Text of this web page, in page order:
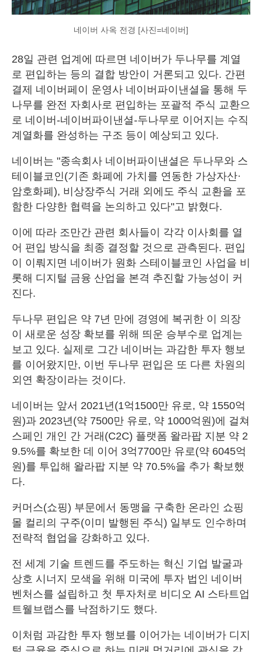
네이버 사옥 전경 [사진=네이버]
28일 관련 업계에 따르면 네이버가 두나무를 계열
로 편입하는 등의 결합 방안이 거론되고 있다. 간편
결제 네이버페이 운영사 네이버파이낸셜을 통해 두
나무를 완전 자회사로 편입하는 포괄적 주식 교환으
로 네이버-네이버파이낸셜-두나무로 이어지는 수직
계열화를 완성하는 구조 등이 예상되고 있다.
네이버는 "종속회사 네이버파이낸셜은 두나무와 스
테이블코인(기존 화폐에 가치를 연동한 가상자산·
암호화폐), 비상장주식 거래 외에도 주식 교환을 포
함한 다양한 협력을 논의하고 있다"고 밝혔다.
이에 따라 조만간 관련 회사들이 각각 이사회를 열
어 편입 방식을 최종 결정할 것으로 관측된다. 편입
이 이뤄지면 네이버가 원화 스테이블코인 사업을 비
롯해 디지털 금융 산업을 본격 추진할 가능성이 커
진다.
두나무 편입은 약 7년 만에 경영에 복귀한 이 의장
이 새로운 성장 확보를 위해 띄운 승부수로 업계는
보고 있다. 실제로 그간 네이버는 과감한 투자 행보
를 이어왔지만, 이번 두나무 편입은 또 다른 차원의
외연 확장이라는 것이다.
네이버는 앞서 2021년(1억1500만 유로, 약 1550억
원)과 2023년(약 7500만 유로, 약 1000억원)에 걸쳐
스페인 개인 간 거래(C2C) 플랫폼 왈라팝 지분 약 2
9.5%를 확보한 데 이어 3억7700만 유로(약 6045억
원)를 투입해 왈라팝 지분 약 70.5%을 추가 확보했
다.
커머스(쇼핑) 부문에서 동맹을 구축한 온라인 쇼핑
몰 컬리의 구주(이미 발행된 주식) 일부도 인수하며
전략적 협업을 강화하고 있다.
전 세계 기술 트렌드를 주도하는 혁신 기업 발굴과
상호 시너지 모색을 위해 미국에 투자 법인 네이버
벤처스를 설립하고 첫 투자처로 비디오 AI 스타트업
트웰브랩스를 낙점하기도 했다.
이처럼 과감한 투자 행보를 이어가는 네이버가 디지